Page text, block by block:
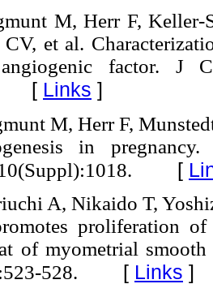
M, Herr F, Keller-
et al.
factor. J
Links ]
M, Herr F,
in
[
A, Nikaido T,
proliferation
of myometrial
528. [ Links ]